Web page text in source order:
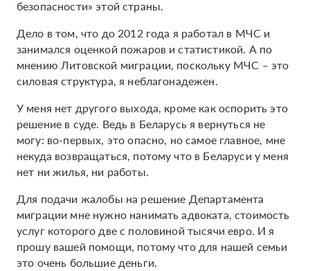
безопасности» этой страны.
Дело в том, что до 2012 года я работал в МЧС и
занимался оценкой пожаров и статистикой. А по
мнению Литовской миграции, поскольку МЧС – это
силовая структура, я неблагонадежен.
У меня нет другого выхода, кроме как оспорить это
решение в суде. Ведь в Беларусь я вернуться не
могу: во-первых, это опасно, но самое главное, мне
некуда возвращаться, потому что в Беларуси у меня
нет ни жилья, ни работы.
Для подачи жалобы на решение Департамента
миграции мне нужно нанимать адвоката, стоимость
услуг которого две с половиной тысячи евро. И я
прошу вашей помощи, потому что для нашей семьи
это очень большие деньги.